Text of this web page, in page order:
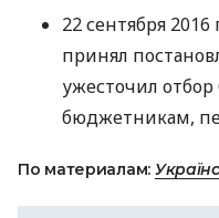
22 сентября
принял
ужесточил отбор
бюджетникам,
По материалам: